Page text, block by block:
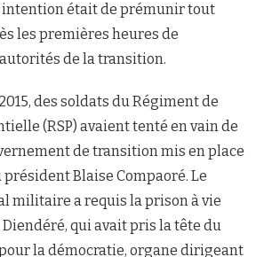
intention était de prémunir tout
les premières heures de
de la transition.
des soldats du Régiment de
(RSP) avaient tenté en vain de
de transition mis en place
Blaise Compaoré. Le
militaire a requis la prison à vie
qui avait pris la tête du
la démocratie, organe dirigeant